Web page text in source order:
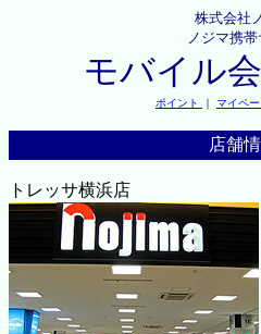
株式会社
ノジマ携帯
モバイル
ポイント ｜ マイペー
店舗
トレッサ横浜店